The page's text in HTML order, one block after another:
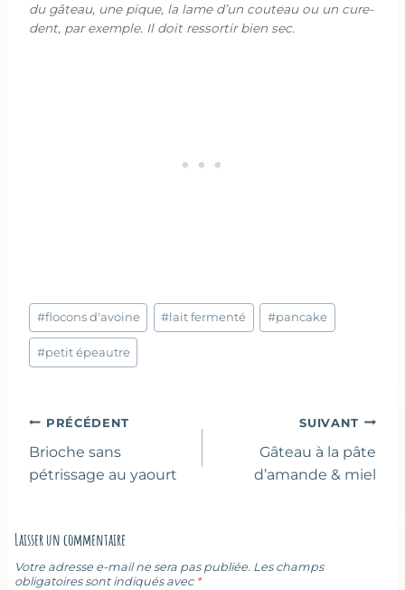
du gâteau, une pique, la lame d’un couteau ou un cure-
dent, par exemple. Il doit ressortir bien sec.
Étiquettes
de
la
#flocons d'avoine #lait fermenté #pancake
#petit épeautre
Navigation
de
l’article
PRÉCÉDENT
Brioche sans
pétrissage au yaourt
SUIVANT
Gâteau à la pâte
d’amande & miel
Laisser un commentaire
Votre adresse e-mail ne sera pas publiée. Les champs
obligatoires sont indiqués avec *